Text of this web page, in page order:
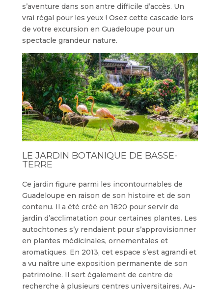
s’aventure dans son antre difficile d’accès. Un
vrai régal pour les yeux ! Osez cette cascade lors
de votre excursion en Guadeloupe pour un
spectacle grandeur nature.
LE JARDIN BOTANIQUE DE BASSE-
TERRE
Ce jardin figure parmi les incontournables de
Guadeloupe en raison de son histoire et de son
contenu. Il a été créé en 1820 pour servir de
jardin d’acclimatation pour certaines plantes. Les
autochtones s’y rendaient pour s’approvisionner
en plantes médicinales, ornementales et
aromatiques. En 2013, cet espace s’est agrandi et
a vu naître une exposition permanente de son
patrimoine. Il sert également de centre de
recherche à plusieurs centres universitaires. Au-